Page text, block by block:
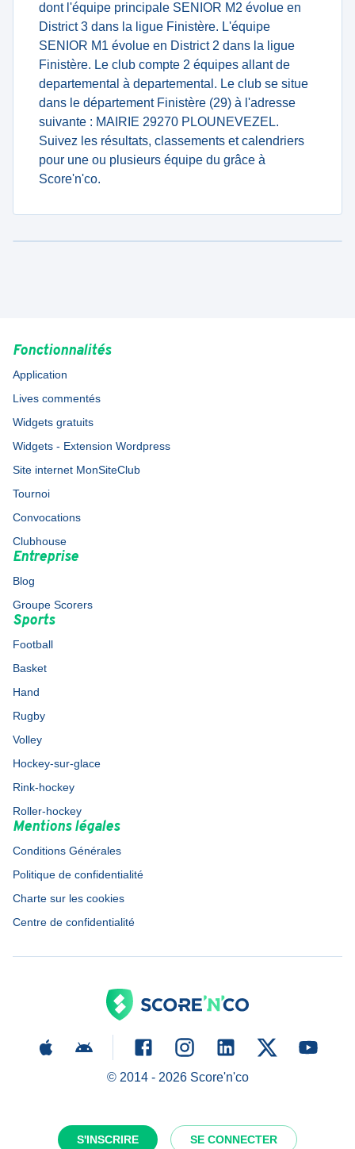
S'INSCRIRE SE CONNECTER
dont l'équipe principale SENIOR M2 évolue en
District 3 dans la ligue Finistère. L'équipe
SENIOR M1 évolue en District 2 dans la ligue
Finistère. Le club compte 2 équipes allant de
departemental à departemental. Le club se situe
dans le département Finistère (29) à l'adresse
suivante : MAIRIE 29270 PLOUNEVEZEL.
Suivez les résultats, classements et calendriers
pour une ou plusieurs équipe du grâce à
Score'n'co.
Fonctionnalités
Application
Lives commentés
Widgets gratuits
Widgets - Extension Wordpress
Site internet MonSiteClub
Tournoi
Convocations
Clubhouse
Entreprise
Blog
Groupe Scorers
Sports
Football
Basket
Hand
Rugby
Volley
Hockey-sur-glace
Rink-hockey
Roller-hockey
Mentions légales
Conditions Générales
Politique de confidentialité
Charte sur les cookies
Centre de confidentialité
© 2014 - 2026Score'n'co